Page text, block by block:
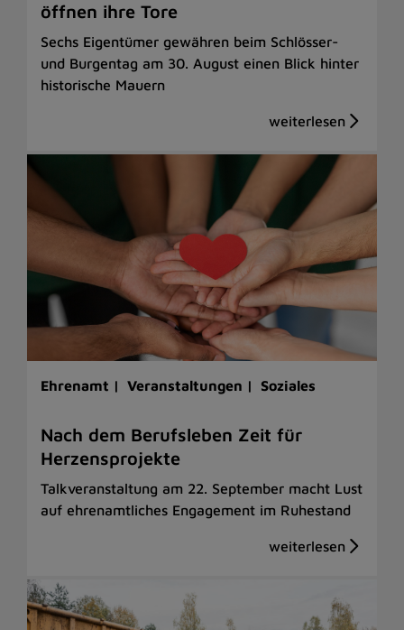
öffnen ihre Tore
Sechs Eigentümer gewähren beim Schlösser-
und Burgentag am 30. August einen Blick hinter
historische Mauern
Ehrenamt | Veranstaltungen | Soziales
Nach dem Berufsleben Zeit für
Herzensprojekte
Talkveranstaltung am 22. September macht Lust
auf ehrenamtliches Engagement im Ruhestand